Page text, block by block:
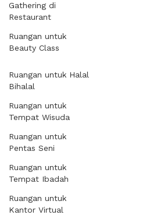
Gathering di
Restaurant
Ruangan untuk
Beauty Class
Ruangan untuk Halal
Bihalal
Ruangan untuk
Tempat Wisuda
Ruangan untuk
Pentas Seni
Ruangan untuk
Tempat Ibadah
Ruangan untuk
Kantor Virtual